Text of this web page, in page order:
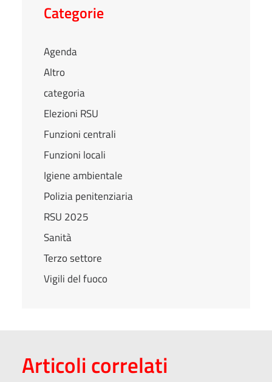
Categorie
Agenda
Altro
categoria
Elezioni RSU
Funzioni centrali
Funzioni locali
Igiene ambientale
Polizia penitenziaria
RSU 2025
Sanità
Terzo settore
Vigili del fuoco
Articoli correlati